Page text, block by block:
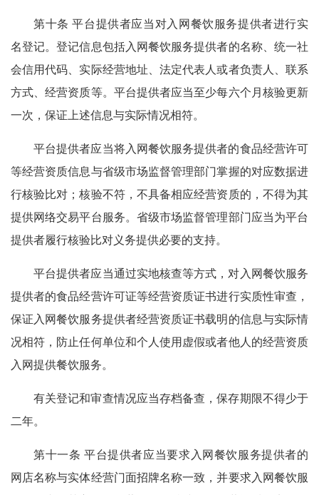
第十条 平台提供者应当对入网餐饮服务提供者进行实
名登记。登记信息包括入网餐饮服务提供者的名称、统一社
会信用代码、实际经营地址、法定代表人或者负责人、联系
方式、经营资质等。平台提供者应当至少每六个月核验更新
一次，保证上述信息与实际情况相符。
平台提供者应当将入网餐饮服务提供者的食品经营许可
等经营资质信息与省级市场监督管理部门掌握的对应数据进
行核验比对；核验不符，不具备相应经营资质的，不得为其
提供网络交易平台服务。省级市场监督管理部门应当为平台
提供者履行核验比对义务提供必要的支持。
平台提供者应当通过实地核查等方式，对入网餐饮服务
提供者的食品经营许可证等经营资质证书进行实质性审查，
保证入网餐饮服务提供者经营资质证书载明的信息与实际情
况相符，防止任何单位和个人使用虚假或者他人的经营资质
入网提供餐饮服务。
有关登记和审查情况应当存档备查，保存期限不得少于
二年。
第十一条 平台提供者应当要求入网餐饮服务提供者的
网店名称与实体经营门面招牌名称一致，并要求入网餐饮服